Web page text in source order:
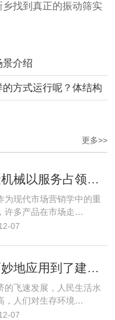
找到真正的振动筛实
景介绍
方式运行呢？体结构
更多>>
为现代市场营销学中的重
许多产品在市场走…
07
的飞速发展，人民生活水
，人们对生存环境…
07